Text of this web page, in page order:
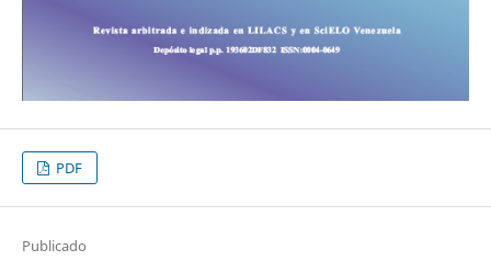
PDF
Publicado